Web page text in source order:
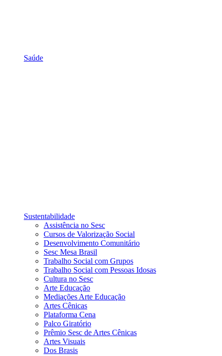
Saúde
Sustentabilidade
Assistência no Sesc
Cursos de Valorização Social
Desenvolvimento Comunitário
Sesc Mesa Brasil
Trabalho Social com Grupos
Trabalho Social com Pessoas Idosas
Cultura no Sesc
Arte Educação
Mediações Arte Educação
Artes Cênicas
Plataforma Cena
Palco Giratório
Prêmio Sesc de Artes Cênicas
Artes Visuais
Dos Brasis